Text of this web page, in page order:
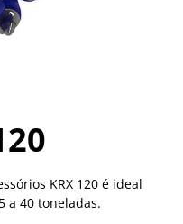
KRX 120 é ideal
a 40 toneladas.